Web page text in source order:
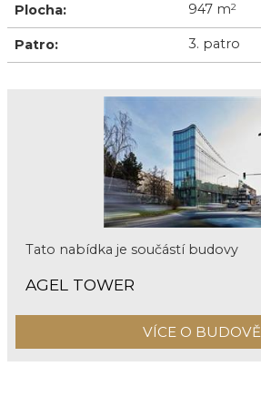
Plocha: 947 m2
Patro: 3. patro
Tato nabídka je součástí budovy
AGEL TOWER
VÍCE O BUDOVĚ